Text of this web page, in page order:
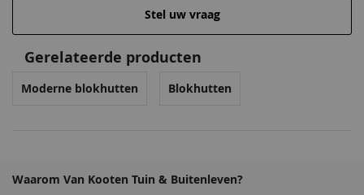
Stel uw vraag
Gerelateerde producten
Moderne blokhutten Blokhutten
Waarom Van Kooten Tuin & Buitenleven?